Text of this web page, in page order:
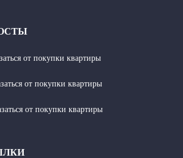
от покупки квартиры
от покупки квартиры
от покупки квартиры